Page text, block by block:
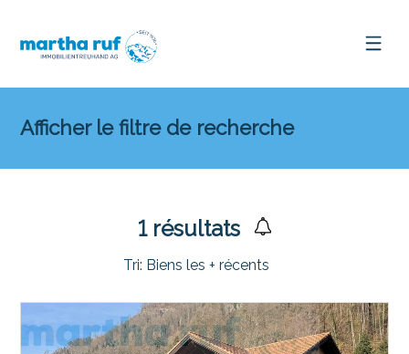
Afficher le filtre de recherche
1résultats
Tri: Biens les + récents